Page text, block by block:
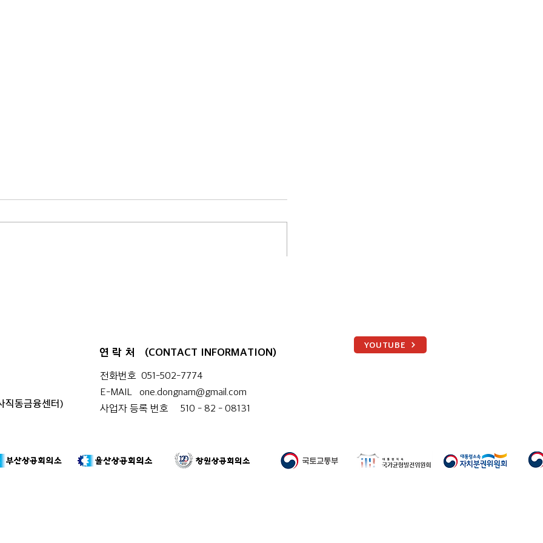
직동금융센터)
연락처 (CONTACT INFORMATION)
YOUTUBE
전화번호 051-502-7774
E-MAIL one.dongnam@gmail.com
사업자 등록 번호 510 - 82 - 08131​